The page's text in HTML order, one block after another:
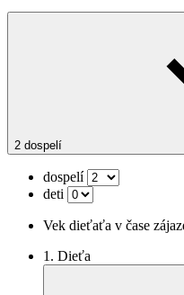
2 dospelí
dospelí
deti
Vek dieťaťa v čase
1. Dieťa